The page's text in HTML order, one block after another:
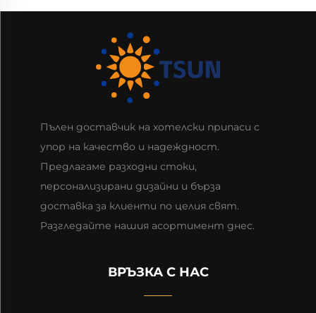
Пълен доставчик на хотелски припаси с
упор на качество и надеждност.
Предлагаме разходни стоки,
персонализирани дизайни и бърза
доставка за клиенти по целия свят.
Разгледайте нашия асортимент днес.
ВРЪЗКА С НАС